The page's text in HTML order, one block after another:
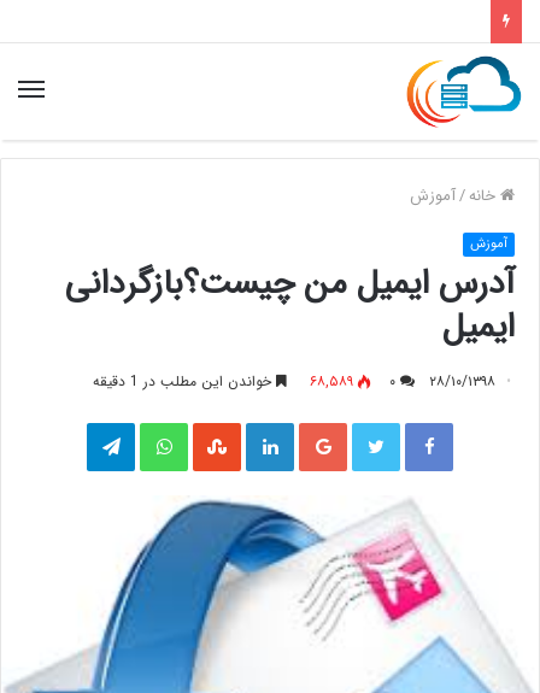
خانه/آموزش
آموزش
آدرس ایمیل من چیست؟بازگردانی
ایمیل
۲۸/۱۰/۱۳۹۸ ۶۸,۵۸۹ خواندن این مطلب در 1 دقیقه
فیس بوک توییتر گوگل پلاس لینکدین‫StumbleUpon
واتس آپ تلگرام